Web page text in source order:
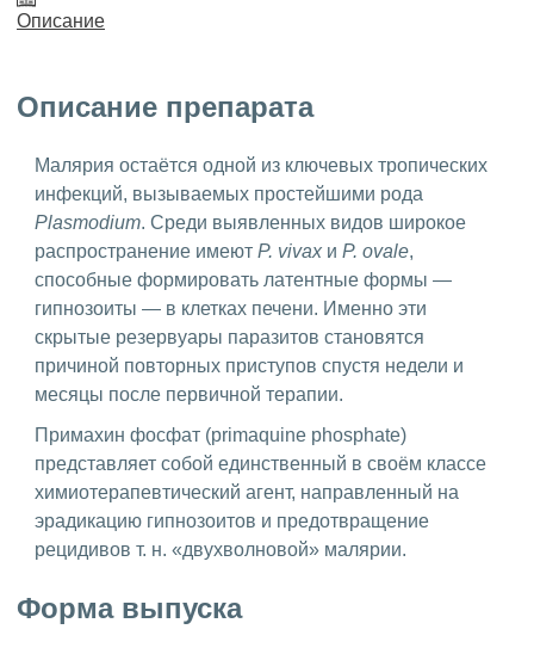
Описание
Описание препарата
Малярия остаётся одной из ключевых тропических
инфекций, вызываемых простейшими рода
Plasmodium. Среди выявленных видов широкое
распространение имеют P. vivax и P. ovale,
способные формировать латентные формы —
гипнозоиты — в клетках печени. Именно эти
скрытые резервуары паразитов становятся
причиной повторных приступов спустя недели и
месяцы после первичной терапии.
Примахин фосфат (primaquine phosphate)
представляет собой единственный в своём классе
химиотерапевтический агент, направленный на
эрадикацию гипнозоитов и предотвращение
рецидивов т. н. «двухволновой» малярии.
Форма выпуска